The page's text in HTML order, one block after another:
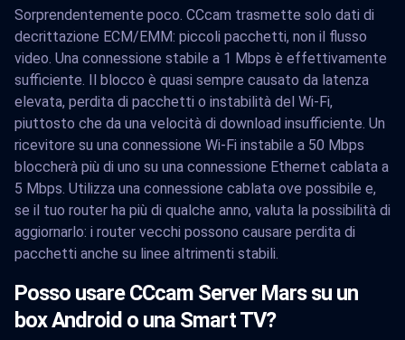
Sorprendentemente poco. CCcam trasmette solo dati di
decrittazione ECM/EMM: piccoli pacchetti, non il flusso
video. Una connessione stabile a 1 Mbps è effettivamente
sufficiente. Il blocco è quasi sempre causato da latenza
elevata, perdita di pacchetti o instabilità del Wi-Fi,
piuttosto che da una velocità di download insufficiente. Un
ricevitore su una connessione Wi-Fi instabile a 50 Mbps
bloccherà più di uno su una connessione Ethernet cablata a
5 Mbps. Utilizza una connessione cablata ove possibile e,
se il tuo router ha più di qualche anno, valuta la possibilità di
aggiornarlo: i router vecchi possono causare perdita di
pacchetti anche su linee altrimenti stabili.
Posso usare CCcam Server Mars su un
box Android o una Smart TV?